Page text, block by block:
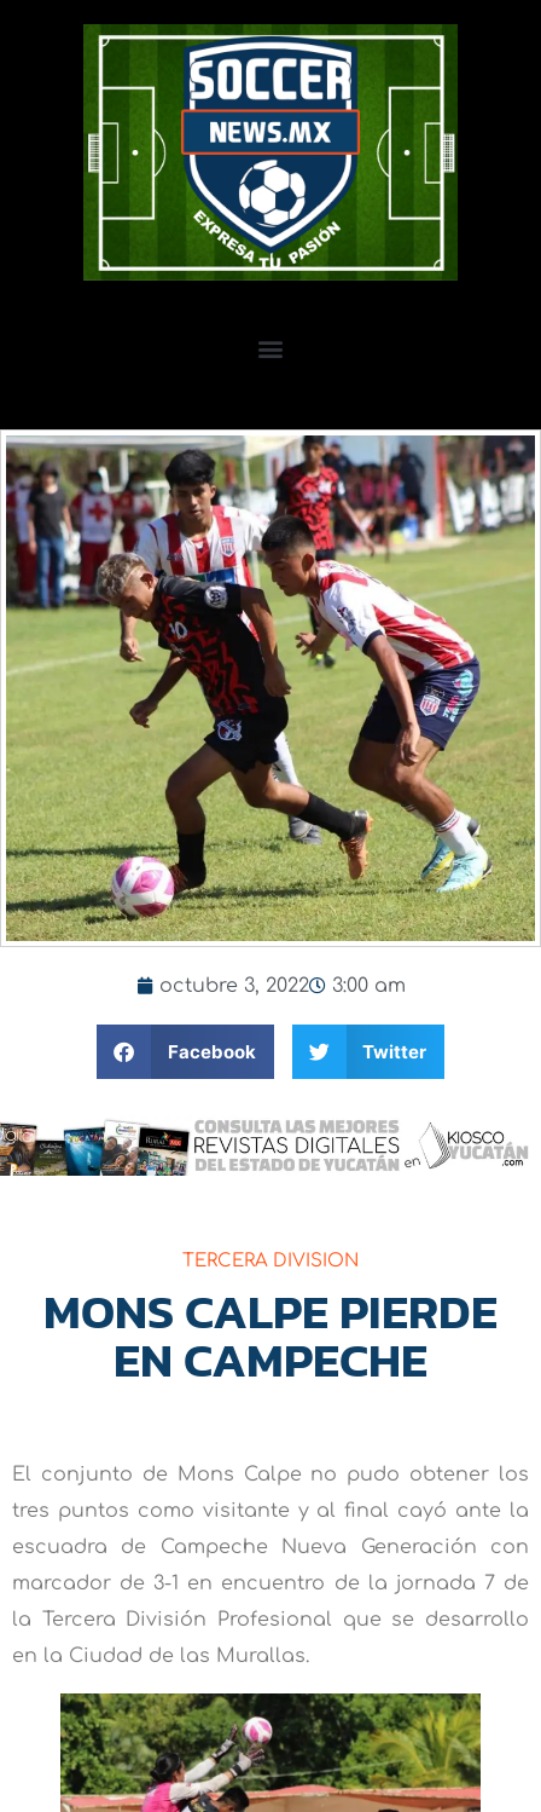
octubre 3, 2022 3:00 am
Facebook Twitter
TERCERA DIVISION
MONS CALPE PIERDE
EN CAMPECHE
El conjunto de Mons Calpe no pudo obtener los
tres puntos como visitante y al final cayó ante la
escuadra de Campeche Nueva Generación con
marcador de 3-1 en encuentro de la jornada 7 de
la Tercera División Profesional que se desarrollo
en la Ciudad de las Murallas.